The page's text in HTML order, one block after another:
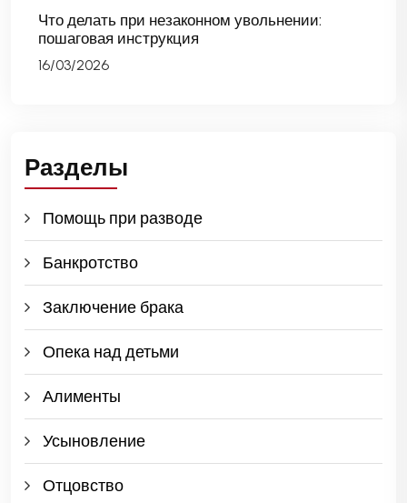
Что делать при незаконном увольнении:
пошаговая инструкция
16/03/2026
Разделы
Помощь при разводе
Банкротство
Заключение брака
Опека над детьми
Алименты
Усыновление
Отцовство